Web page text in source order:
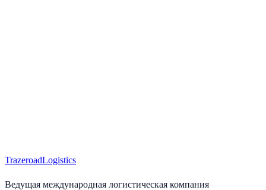
TrazeroadLogistics
Ведущая международная логистическая компания